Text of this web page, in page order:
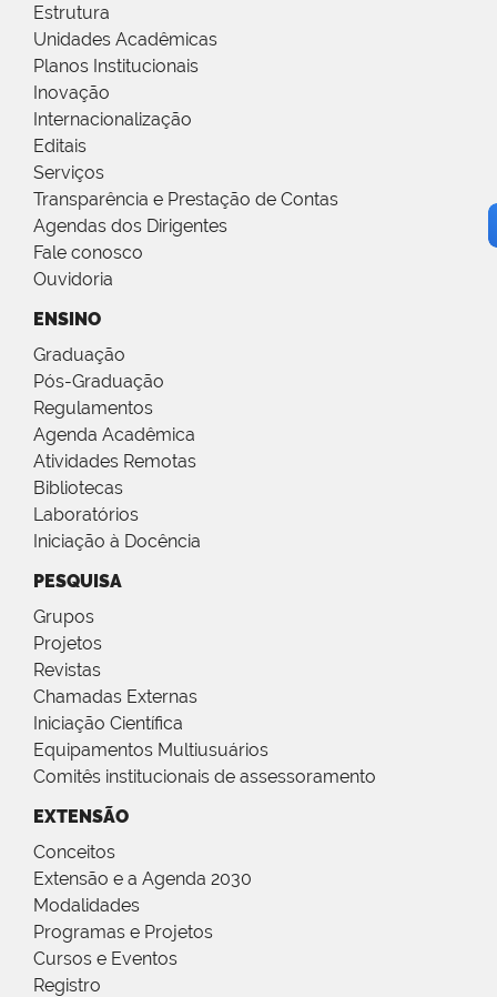
Estrutura
Unidades Acadêmicas
Planos Institucionais
Inovação
Internacionalização
Editais
Serviços
Transparência e Prestação de Contas
Agendas dos Dirigentes
Fale conosco
Ouvidoria
ENSINO
Graduação
Pós-Graduação
Regulamentos
Agenda Acadêmica
Atividades Remotas
Bibliotecas
Laboratórios
Iniciação à Docência
PESQUISA
Grupos
Projetos
Revistas
Chamadas Externas
Iniciação Científica
Equipamentos Multiusuários
Comitês institucionais de assessoramento
EXTENSÃO
Conceitos
Extensão e a Agenda 2030
Modalidades
Programas e Projetos
Cursos e Eventos
Registro